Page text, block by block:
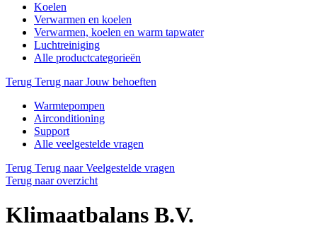
Koelen
Verwarmen en koelen
Verwarmen, koelen en warm tapwater
Luchtreiniging
Alle productcategorieën
Terug Terug naar Jouw behoeften
Warmtepompen
Airconditioning
Support
Alle veelgestelde vragen
Terug Terug naar Veelgestelde vragen
Terug naar overzicht
Klimaatbalans B.V.